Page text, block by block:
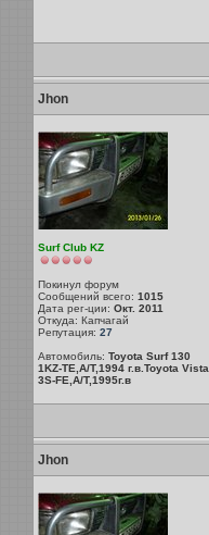
Jhon
Surf Club KZ
Покинул форум
Сообщений всего: 1015
Дата рег-ции: Окт. 2011
Откуда: Капчагай
Репутация: 27
Автомобиль: Toyota Surf 130
1KZ-TE,A/T,1994 г.в.Toyota Vista
3S-FE,A/T,1995г.в
Jhon